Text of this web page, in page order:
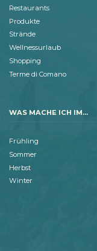
Restaurants
Produkte
Strände
Wellnessurlaub
Shopping
Terme di Comano
WAS MACHE ICH IM...
Frühling
Sommer
Herbst
Winter